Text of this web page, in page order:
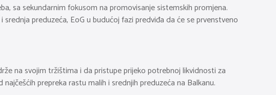
sa sekundarnim fokusom na promovisanje sistemskih promjena.
preduzeća, EoG u budućoj fazi predviđa da će se prvenstveno
na svojim tržištima i da pristupe prijeko potrebnoj likvidnosti za
prepreka rastu malih i srednjih preduzeća na Balkanu.